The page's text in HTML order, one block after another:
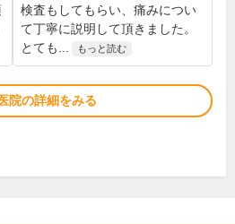
検査もしてもらい、痛みについ
て丁寧に説明して頂きました。
とても...
もっと読む
院の詳細をみる